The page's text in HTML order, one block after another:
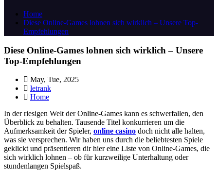
Home
Diese Online-Games lohnen sich wirklich – Unsere Top-
Empfehlungen
Diese Online-Games lohnen sich wirklich – Unsere
Top-Empfehlungen
May, Tue, 2025
letrank
Home
In der riesigen Welt der Online-Games kann es schwerfallen, den
Überblick zu behalten. Tausende Titel konkurrieren um die
Aufmerksamkeit der Spieler, online casino doch nicht alle halten,
was sie versprechen. Wir haben uns durch die beliebtesten Spiele
geklickt und präsentieren dir hier eine Liste von Online-Games, die
sich wirklich lohnen – ob für kurzweilige Unterhaltung oder
stundenlangen Spielspaß.